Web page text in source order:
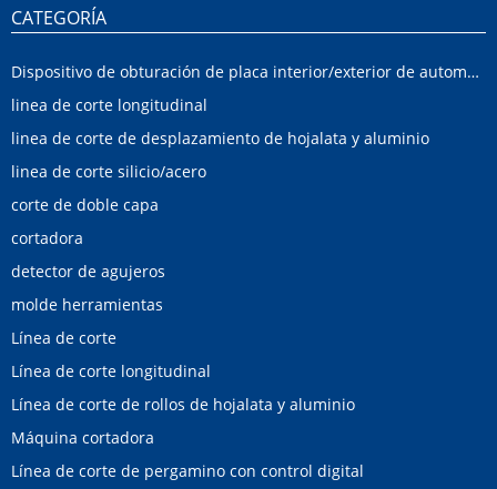
CATEGORÍA
Dispositivo de obturación de placa interior/exterior de automóvil
linea de corte longitudinal
linea de corte de desplazamiento de hojalata y aluminio
linea de corte silicio/acero
corte de doble capa
cortadora
detector de agujeros
molde herramientas
Línea de corte
Línea de corte longitudinal
Línea de corte de rollos de hojalata y aluminio
Máquina cortadora
Línea de corte de pergamino con control digital